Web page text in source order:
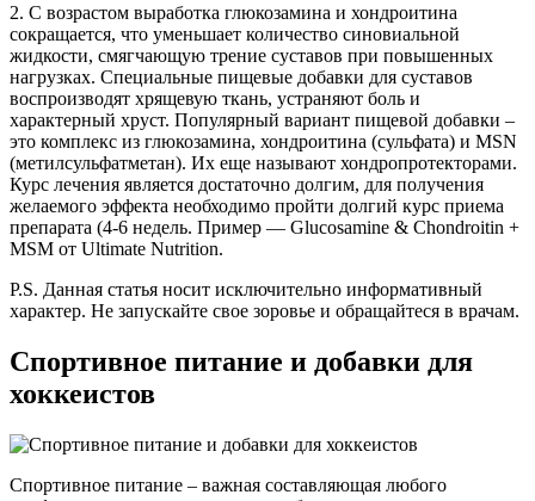
2. С возрастом выработка глюкозамина и хондроитина
сокращается, что уменьшает количество синовиальной
жидкости, смягчающую трение суставов при повышенных
нагрузках. Специальные пищевые добавки для суставов
воспроизводят хрящевую ткань, устраняют боль и
характерный хруст. Популярный вариант пищевой добавки –
это комплекс из глюкозамина, хондроитина (сульфата) и MSN
(метилсульфатметан). Их еще называют хондропротекторами.
Курс лечения является достаточно долгим, для получения
желаемого эффекта необходимо пройти долгий курс приема
препарата (4-6 недель. Пример — Glucosamine & Chondroitin +
MSM от Ultimate Nutrition.
P.S. Данная статья носит исключительно информативный
характер. Не запускайте свое зоровье и обращайтеся в врачам.
Спортивное питание и добавки для
хоккеистов
Спортивное питание – важная составляющая любого